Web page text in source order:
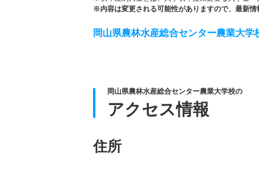
※内容は変更される可能性がありますので、最新情
岡山県農林水産総合センター農業大学
岡山県農林水産総合センター農業大学校の
アクセス情報
住所